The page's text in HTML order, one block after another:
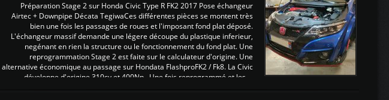
Préparation Stage 2 sur Honda Civic Type R FK2 2017 Pose échangeur
Airtec + Downpipe Décata TegiwaCes différentes pièces se montent très
bien une fois les passages de roues et l'imposant fond plat déposé.
L'échangeur massif demande une légere découpe du plastique inferieur,
negénant en rien la structure ou le fonctionnement du fond plat. Une
reprogrammation Stage 2 est faite sur le calculateur d'origine. Une
alternative économique au passage sur Hondata FlashproFK2 / Fk8. La Civic
développe d'origine 310cv et 400Nn , Une fois reprogrammé et les ...